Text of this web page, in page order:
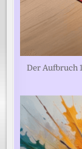
Der Aufbruch